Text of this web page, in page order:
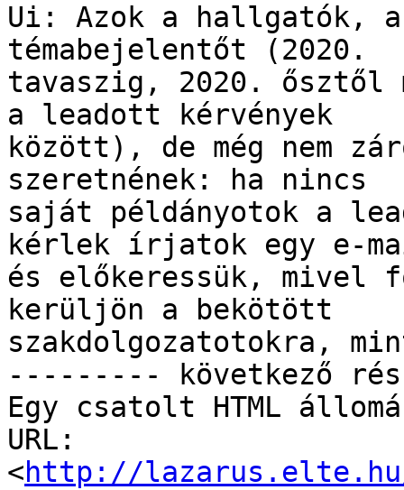
Ui: Azok a hallgatók,
témabejelentőt (2020.
tavaszig, 2020. ősztől
a leadott kérvények
között), de még nem
szeretnének: ha nincs
saját példányotok a
kérlek írjatok egy e-
és előkeressük, mivel
kerüljön a bekötött
szakdolgozatotokra,
--------- következő
Egy csatolt HTML
URL:
<http://lazarus.elte.hu/